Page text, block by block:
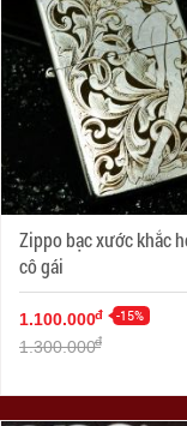
Zippo bạc xước khắc
cô gái
1.100.000đ -15%
1.300.000đ